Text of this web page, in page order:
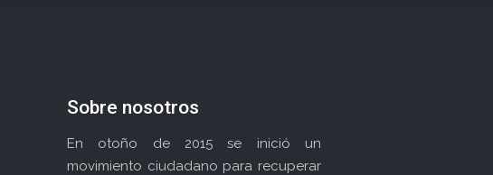
Sobre nosotros
En otoño de 2015 se inició un
movimiento ciudadano para recuperar